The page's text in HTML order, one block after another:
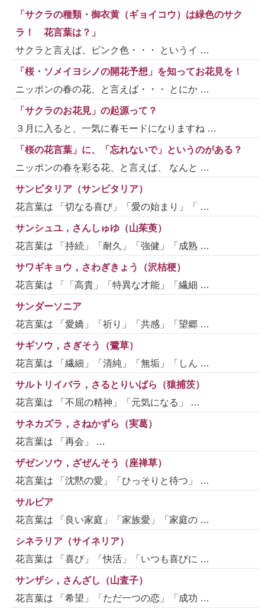
「サクラの種類・御衣黄（ギョイコウ）は緑色のサク
ラ！ 花言葉は？」
サクラと言えば、ピンク色・・・ というイ …
「桜・ソメイヨシノの開花予想」を知ってお花見を！
ニッポンの春の花、と言えば・・・ とにか …
「サクラのお花見」の起源って？
３月に入ると、一気に春モードになりますね …
「桜の花言葉」に、「忘れないで」というのがある？
ニッポンの春を彩る花、と言えば、 なんと …
サンピタリア（サンビタリア）
花言葉は 「切なる喜び」「愛の始まり」「 …
サンシュユ，さんしゅゆ（山茱萸）
花言葉は 「持続」「耐久」「強健」「成熟 …
サワギキョウ，さわぎきょう（沢桔梗）
花言葉は 「「高貴」「特異な才能」「繊細 …
サンダーソニア
花言葉は 「愛嬌」「祈り」「共感」「望郷 …
サギソウ，さぎそう（鷺草）
花言葉は 「繊細」「清純」「無垢」「しん …
サルトリイバラ，さるとりいばら（猿捕茨）
花言葉は 「不屈の精神」「元気になる」 …
サネカズラ，さねかずら（実葛）
花言葉は 「再会」 …
ザゼンソウ，ざぜんそう（座禅草）
花言葉は 「沈黙の愛」「ひっそりと待つ」 …
サルビア
花言葉は 「良い家庭」「家族愛」「家庭の …
シネラリア（サイネリア）
花言葉は 「喜び」「快活」「いつも喜びに …
サンザシ，さんざし（山査子）
花言葉は 「希望」「ただ一つの恋」「成功 …